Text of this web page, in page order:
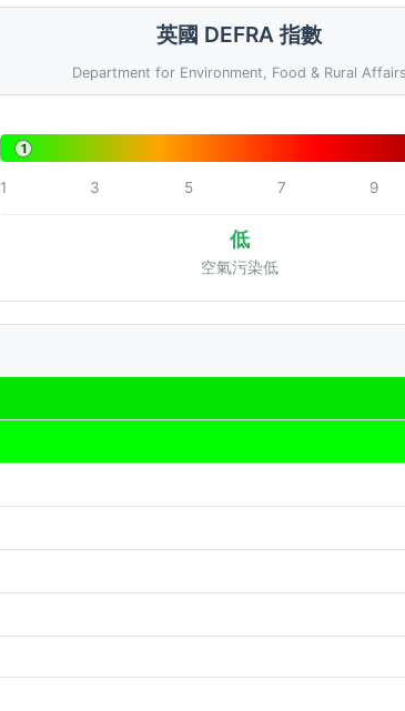
英國 DEFRA 指數
Department for Environment, Food & Rural
1
1 3 5 7 9
低
空氣污染低